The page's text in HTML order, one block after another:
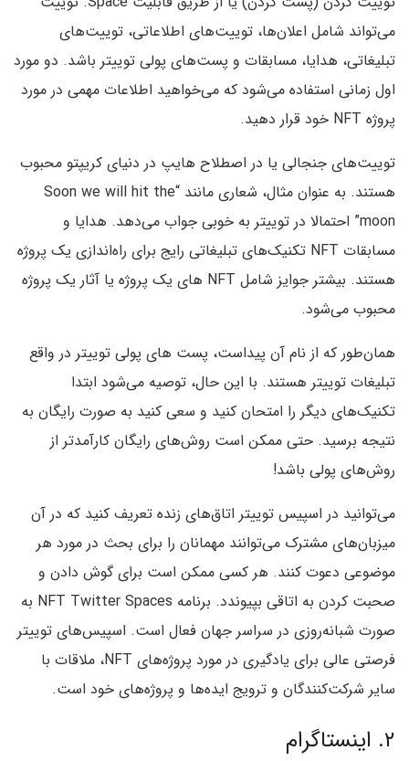
می‌تواند شامل اعلان‌ها، توییت‌های اطلاعاتی، توییت‌های
تبلیغاتی، هدایا، مسابقات و پست‌های پولی توییتر باشد. دو مورد
اول زمانی استفاده می‌شود که می‌خواهید اطلاعات مهمی در مورد
پروژه NFT خود قرار دهید.
توییت‌های جنجالی یا در اصطلاح هایپ در دنیای کریپتو محبوب
هستند. به عنوان مثال، شعاری مانند “Soon we will hit the
moon” احتمالا در توییتر به خوبی جواب می‌دهد. هدایا و
مسابقات NFT تکنیک‌های تبلیغاتی رایج برای راه‌اندازی یک پروژه
هستند. بیشتر جوایز شامل NFT های یک پروژه یا آثار یک پروژه
محبوب می‌شود.
همان‌طور که از نام آن پیداست، پست های پولی توییتر در واقع
تبلیغات توییتر هستند. با این حال، توصیه می‌شود ابتدا
تکنیک‌های دیگر را امتحان کنید و سعی کنید به صورت رایگان به
نتیجه برسید. حتی ممکن است روش‌های رایگان کارآمدتر از
روش‌های پولی باشد!
می‌توانید در اسپیس توییتر اتاق‌های زنده تعریف کنید که در آن
میزبان‌های مشترک می‌توانند مهمانان را برای بحث در مورد هر
موضوعی دعوت کنند. هر کسی ممکن است برای گوش دادن و
صحبت کردن به اتاقی بپیوندد. برنامه NFT Twitter Spaces به
صورت شبانه‌روزی در سراسر جهان فعال است. اسپیس‌های توییتر
فرصتی عالی برای یادگیری در مورد پروژه‌های NFT، ملاقات با
سایر شرکت‌کنندگان و ترویج ایده‌ها و پروژه‌های خود است.
۲. اینستاگرام